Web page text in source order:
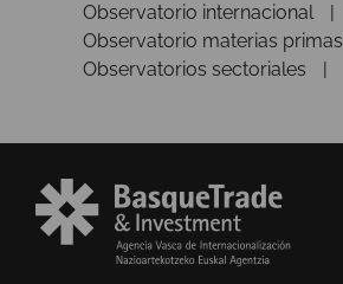
Observatorio internacional
Observatorio materias primas
Observatorios sectoriales